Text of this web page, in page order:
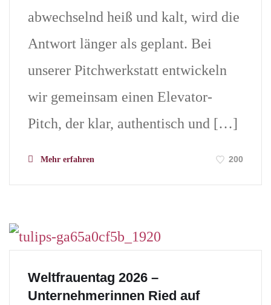
abwechselnd heiß und kalt, wird die
Antwort länger als geplant. Bei
unserer Pitchwerkstatt entwickeln
wir gemeinsam einen Elevator-
Pitch, der klar, authentisch und […]
Mehr erfahren 200
Weltfrauentag 2026 –
Unternehmerinnen Ried auf